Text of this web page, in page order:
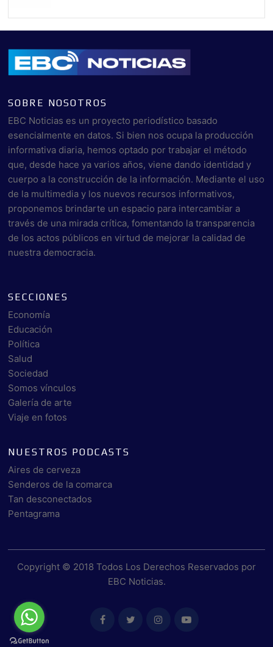
SOBRE NOSOTROS
EBC Noticias es un proyecto periodístico basado
esencialmente en datos. Si bien nos ocupa la producción
informativa diaria, hemos optado por trabajar el método
que, desde hace ya varios años, viene dando identidad y
cuerpo a la construcción de la información. Mediante el uso
de la multimedia y los nuevos recursos informativos,
proponemos brindarte un espacio para intercambiar a
través de una mirada crítica, fomentando la transparencia
de los actos públicos en virtud de mejorar la calidad de
nuestra democracia.
SECCIONES
Economía
Educación
Política
Salud
Sociedad
Somos vínculos
Galería de arte
Viaje en fotos
NUESTROS PODCASTS
Aires de cerveza
Senderos de la comarca
Tan desconectados
Pentagrama
Copyright © 2018 Todos Los Derechos Reservados por
EBC Noticias.